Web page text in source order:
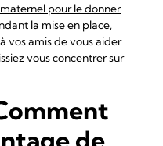
pour le donner
la mise en place,
vos amis de vous aider
vous concentrer sur
de